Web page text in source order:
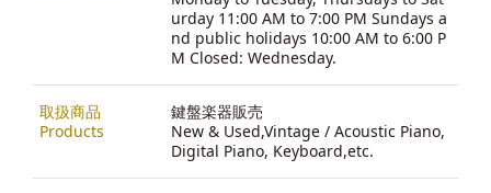
urday 11:00 AM to 7:00 PM Sundays a
nd public holidays 10:00 AM to 6:00 P
M Closed: Wednesday.
取扱商品
Products
鍵盤楽器販売
New & Used,Vintage / Acoustic Piano,
Digital Piano, Keyboard,etc.